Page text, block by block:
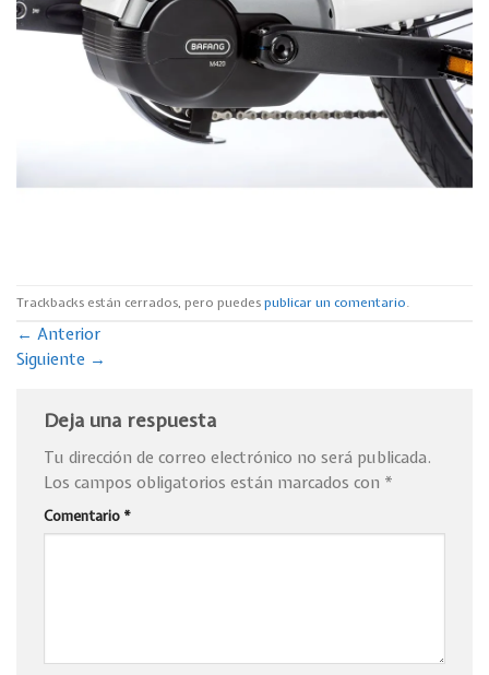
Trackbacks están cerrados, pero puedespublicar un comentario.
← Anterior
Siguiente →
Deja una respuesta
Tu dirección de correo electrónico no será publicada.
Los campos obligatorios están marcados con *
Comentario *